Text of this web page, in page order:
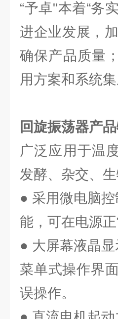
“予卓"本着“务
进企业发展，
确保产品质量
用方案和系统
回旋振荡器产
广泛应用于温
发酵、杂交、
● 采用微电脑
能，可在电源
● 大屏幕液晶
菜单式操作界
误操作。